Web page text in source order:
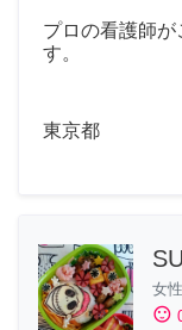
プロの看護師が
す。
東京都
女性
sentiment_satisfied